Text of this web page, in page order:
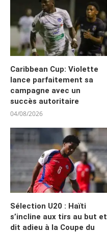
Caribbean Cup: Violette
lance parfaitement sa
campagne avec un
succès autoritaire
04/08/2026
Sélection U20 : Haïti
s’incline aux tirs au but et
dit adieu à la Coupe du